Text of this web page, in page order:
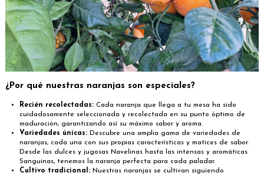
¿Por qué nuestras naranjas son especiales?
Recién recolectadas: Cada naranja que llega a tu mesa ha sido
cuidadosamente seleccionada y recolectada en su punto óptimo de
maduración, garantizando así su máximo sabor y aroma.
Variedades únicas: Descubre una amplia gama de variedades de
naranjas, cada una con sus propias características y matices de sabor.
Desde las dulces y jugosas Navelinas hasta las intensas y aromáticas
Sanguinas, tenemos la naranja perfecta para cada paladar.
Cultivo tradicional: Nuestras naranjas se cultivan siguiendo